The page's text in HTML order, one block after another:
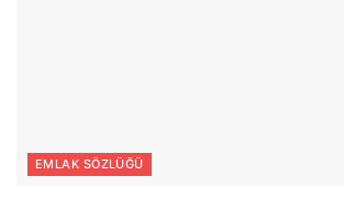
EMLAK SÖZLÜĞÜ